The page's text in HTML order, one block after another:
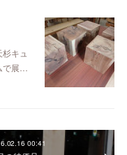
キュ
展…
00:41